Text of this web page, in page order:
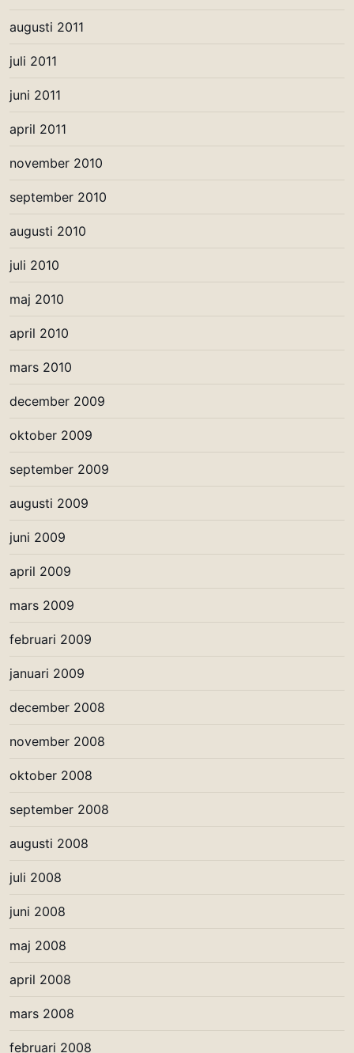
augusti 2011
juli 2011
juni 2011
april 2011
november 2010
september 2010
augusti 2010
juli 2010
maj 2010
april 2010
mars 2010
december 2009
oktober 2009
september 2009
augusti 2009
juni 2009
april 2009
mars 2009
februari 2009
januari 2009
december 2008
november 2008
oktober 2008
september 2008
augusti 2008
juli 2008
juni 2008
maj 2008
april 2008
mars 2008
februari 2008